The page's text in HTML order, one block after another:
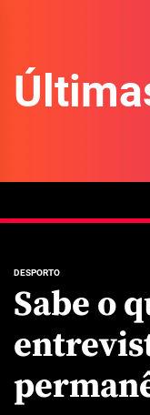
content
DESPORTO
Sabe o